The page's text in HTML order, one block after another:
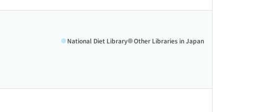
National Diet Library Other Libraries in Japan